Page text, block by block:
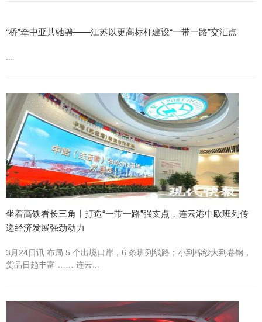
“桥”牵中亚共驰骋——江苏以更高标杆建设“一带一路”交汇点
坐着高铁看长三角丨打造“一带一路”强支点，连云港中欧班列传
递经济发展强劲动力
3月24日讯 布局 5 个出境口岸，6 条班列线路；小到棉纱大到卷钢，
货品日趋丰富 …… 连云...